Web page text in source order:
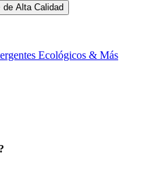
Ecológicos & Más